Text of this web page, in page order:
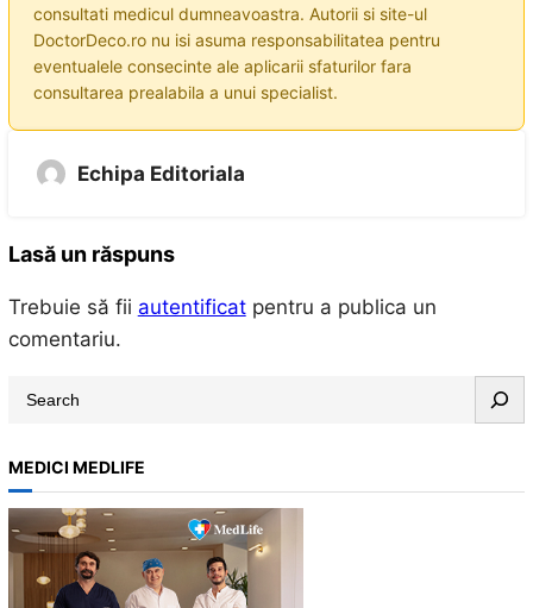
consultati medicul dumneavoastra. Autorii si site-ul
DoctorDeco.ro nu isi asuma responsabilitatea pentru
eventualele consecinte ale aplicarii sfaturilor fara
consultarea prealabila a unui specialist.
Echipa Editoriala
Lasă un răspuns
Trebuie să fii autentificatpentru a publica un
comentariu.
a
r
c
h
MEDICI MEDLIFE